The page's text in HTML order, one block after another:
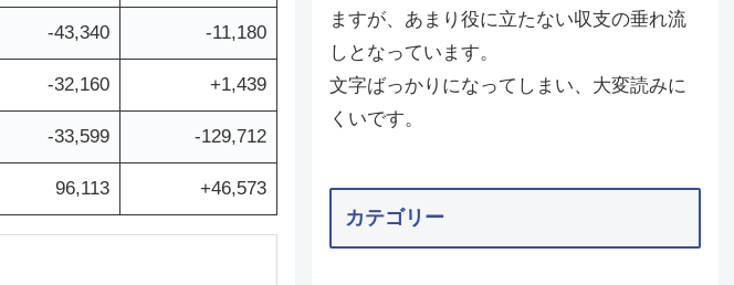
-43,340 -11,180
-32,160 +1,439
-33,599 -129,712
96,113 +46,573
ますが、あまり役に立たない収支の垂れ流
しとなっています。
文字ばっかりになってしまい、大変読みに
くいです。
カテゴリー